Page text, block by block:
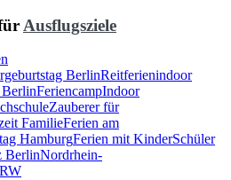
Ausflugsziele
BerlinReitferienindoor
BerlinFeriencampIndoor
Zauberer für
FamilieFerien am
HamburgFerien mit KinderSchüler
BerlinNordrhein-